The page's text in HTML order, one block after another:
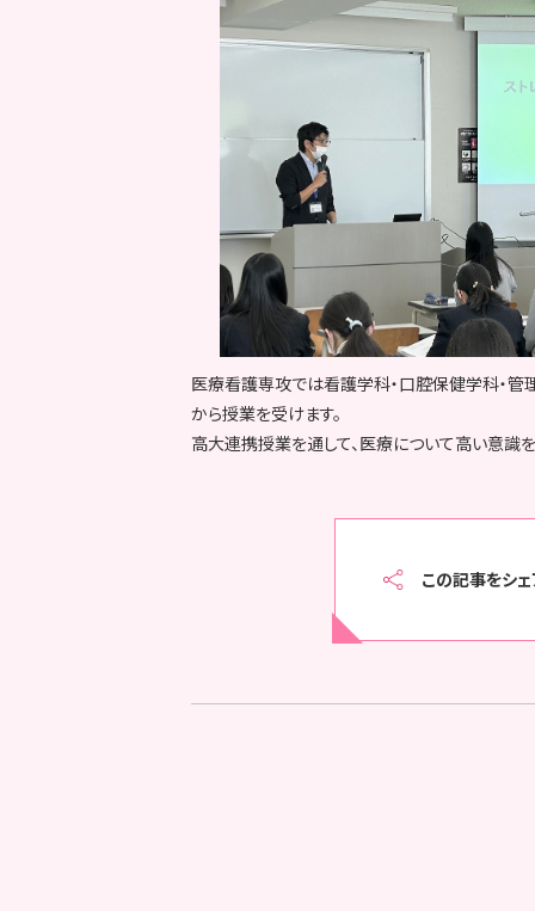
医療看護専攻では看護学科・口腔保健学科・
から授業を受けます。
高大連携授業を通して、医療について高い意識
この記事をシ